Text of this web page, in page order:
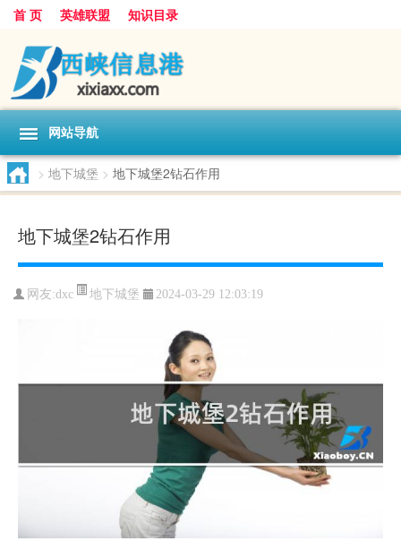
首 页 英雄联盟 知识目录
网站导航
> 地下城堡 > 地下城堡2钻石作用
地下城堡2钻石作用
网友:dxc 地下城堡 2024-03-29 12:03:19